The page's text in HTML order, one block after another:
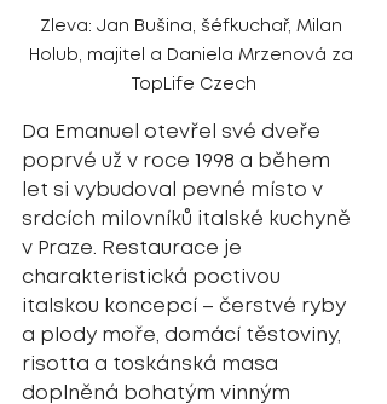
Zleva: Jan Bušina, šéfkuchař, Milan
Holub, majitel a Daniela Mrzenová za
TopLife Czech
Da Emanuel otevřel své dveře
poprvé už v roce 1998 a během
let si vybudoval pevné místo v
srdcích milovníků italské kuchyně
v Praze. Restaurace je
charakteristická poctivou
italskou koncepcí – čerstvé ryby
a plody moře, domácí těstoviny,
risotta a toskánská masa
doplněná bohatým vinným